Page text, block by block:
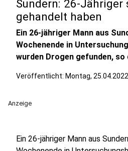
Sundern: 26-
gehandelt haben
Ein 26-jähriger Mann aus
Wochenende in
wurden Drogen gefunden, so
Veröffentlicht: Montag,
Anzeige
Ein 26-jähriger Mann aus